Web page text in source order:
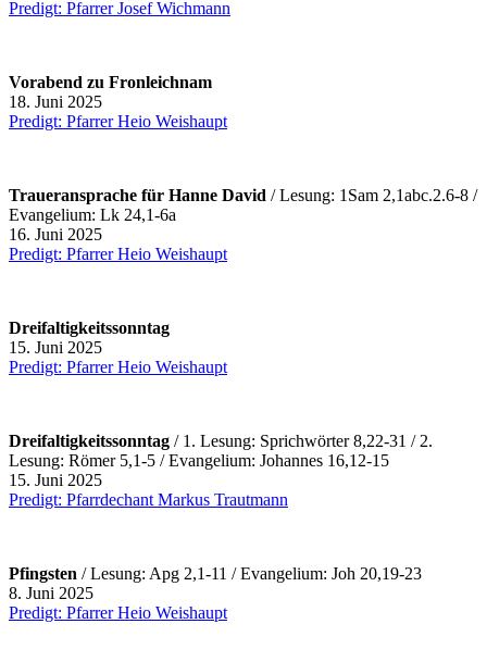
Predigt: Pfarrer Josef Wichmann
Vorabend zu Fronleichnam
18. Juni 2025
Predigt: Pfarrer Heio Weishaupt
Traueransprache für Hanne David / Lesung: 1Sam 2,1abc.2.6-8 /
Evangelium: Lk 24,1-6a
16. Juni 2025
Predigt: Pfarrer Heio Weishaupt
Dreifaltigkeitssonntag
15. Juni 2025
Predigt: Pfarrer Heio Weishaupt
Dreifaltigkeitssonntag / 1. Lesung: Sprichwörter 8,22-31 / 2.
Lesung: Römer 5,1-5 / Evangelium: Johannes 16,12-15
15. Juni 2025
Predigt: Pfarrdechant Markus Trautmann
Pfingsten / Lesung: Apg 2,1-11 / Evangelium: Joh 20,19-23
8. Juni 2025
Predigt: Pfarrer Heio Weishaupt